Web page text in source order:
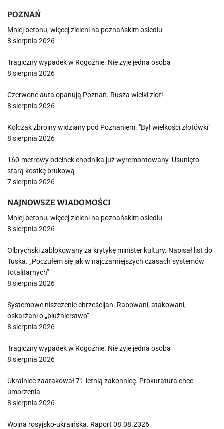
POZNAŃ
Mniej betonu, więcej zieleni na poznańskim osiedlu
8 sierpnia 2026
Tragiczny wypadek w Rogoźnie. Nie żyje jedna osoba
8 sierpnia 2026
Czerwone auta opanują Poznań. Rusza wielki zlot!
8 sierpnia 2026
Kolczak zbrojny widziany pod Poznaniem. "Był wielkości złotówki"
8 sierpnia 2026
160-metrowy odcinek chodnika już wyremontowany. Usunięto
starą kostkę brukową
7 sierpnia 2026
NAJNOWSZE WIADOMOŚCI
Mniej betonu, więcej zieleni na poznańskim osiedlu
8 sierpnia 2026
Olbrychski zablokowany za krytykę minister kultury. Napisał list do
Tuska. „Poczułem się jak w najczarniejszych czasach systemów
totalitarnych”
8 sierpnia 2026
Systemowe niszczenie chrześcijan. Rabowani, atakowani,
oskarżani o „bluźnierstwo”
8 sierpnia 2026
Tragiczny wypadek w Rogoźnie. Nie żyje jedna osoba
8 sierpnia 2026
Ukrainiec zaatakował 71-letnią zakonnicę. Prokuratura chce
umorzenia
8 sierpnia 2026
Wojna rosyjsko-ukraińska. Raport 08.08.2026